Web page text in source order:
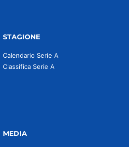
STAGIONE
Calendario Serie A
Classifica Serie A
MEDIA